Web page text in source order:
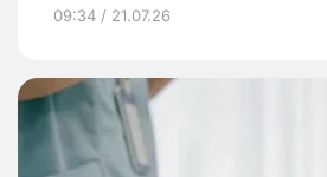
09:34 / 21.07.26